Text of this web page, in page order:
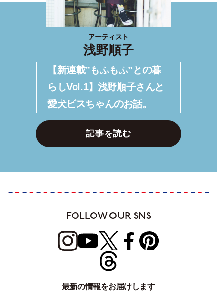
アーティスト
浅野順子
【新連載”もふもふ”との暮
らしVol.1】浅野順子さんと
愛犬ビスちゃんのお話。
記事を読む
FOLLOW OUR SNS
最新の情報をお届けします